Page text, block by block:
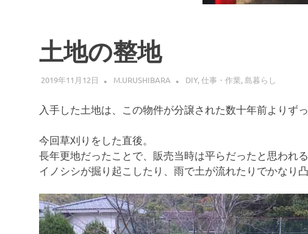
土地の整地
2019年11月12日 M.URUSHIBARA DIY,仕事・作業,島暮らし
入手した土地は、この物件が分譲された数十年前よりず
今回草刈りをした直後。
長年更地だったことで、販売当時は平らだったと思われ
イノシシが掘り起こしたり、雨で土が流れたりでかなり凸